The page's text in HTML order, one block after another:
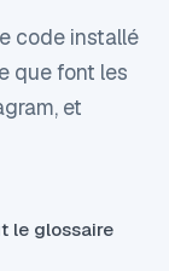
code installé
que font les
et
le glossaire